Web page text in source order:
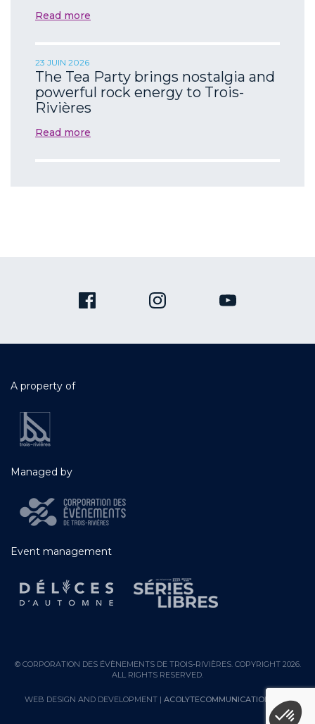
Read more
23 JUIN 2026
The Tea Party brings nostalgia and
powerful rock energy to Trois-
Rivières
Read more
A property of
Managed by
Event management
© CORPORATION DES ÉVÈNEMENTS DE TROIS-RIVIÈRES. COPYRIGHT 2026.
ALL RIGHTS RESERVED.
WEB DESIGN AND DEVELOPMENT | ACOLYTECOMMUNICATION.COM